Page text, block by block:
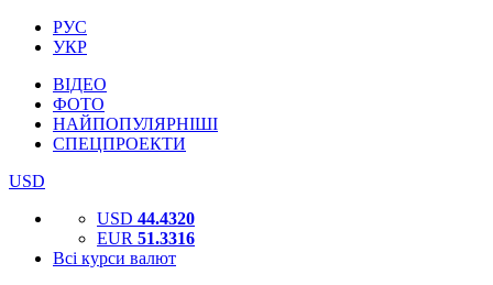
РУС
УКР
ВІДЕО
ФОТО
НАЙПОПУЛЯРНІШІ
СПЕЦПРОЕКТИ
USD
USD 44.4320
EUR 51.3316
Всі курси валют